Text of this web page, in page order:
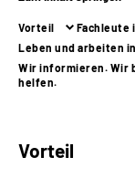
Online-Services
Vorteil
Fachleute
Leben und arbeiten
Wir informieren. Wir
helfen.
Vorteil